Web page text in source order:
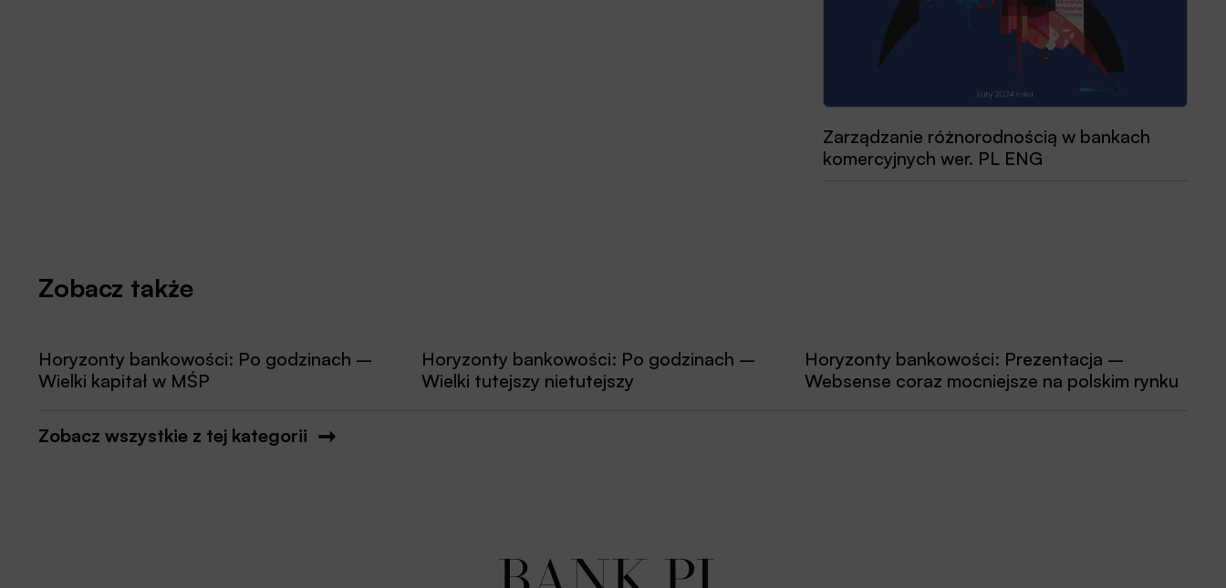
Zarządzanie różnorodnością w bankach
komercyjnych wer. PL ENG
Zobacz także
Horyzonty bankowości: Po godzinach –
Wielki kapitał w MŚP
Horyzonty bankowości: Po godzinach –
Wielki tutejszy nietutejszy
Horyzonty bankowości: Prezentacja –
Websense coraz mocniejsze na polskim rynku
Zobacz wszystkie z tej kategorii